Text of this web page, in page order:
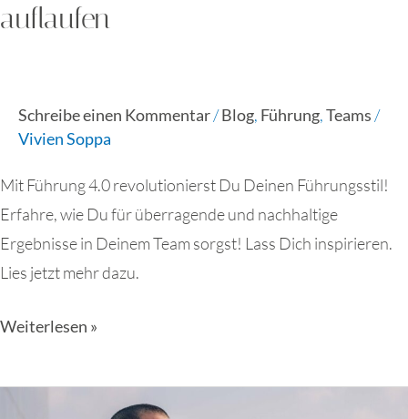
auflaufen
Schreibe einen Kommentar/Blog, Führung,Teams /
Vivien Soppa
Mit Führung 4.0 revolutionierst Du Deinen Führungsstil!
Erfahre, wie Du für überragende und nachhaltige
Ergebnisse in Deinem Team sorgst! Lass Dich inspirieren.
Lies jetzt mehr dazu.
Weiterlesen »
Emotionsmanagement